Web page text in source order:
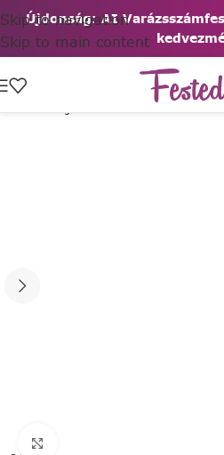
Újdonság: AI
Skip to navigation
Skip to main content